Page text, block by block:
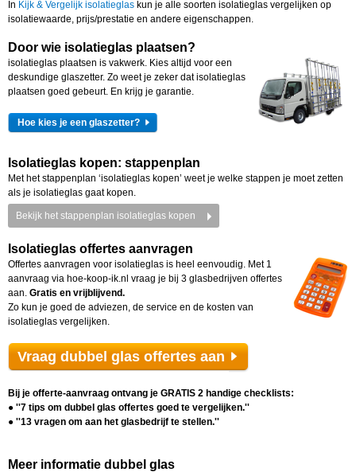
In Kijk & Vergelijk isolatieglas kun je alle soorten isolatieglas vergelijken op
isolatiewaarde, prijs/prestatie en andere eigenschappen.
Door wie isolatieglas plaatsen?
isolatieglas plaatsen is vakwerk. Kies altijd voor een
deskundige glaszetter. Zo weet je zeker dat isolatieglas
plaatsen goed gebeurt. En krijg je garantie.
Hoe kies je een glaszetter?
Isolatieglas kopen: stappenplan
Met het stappenplan ‘isolatieglas kopen’ weet je welke stappen je moet zetten
als je isolatieglas gaat kopen.
Bekijk het stappenplan isolatieglas kopen
Isolatieglas offertes aanvragen
Offertes aanvragen voor isolatieglas is heel eenvoudig. Met 1
aanvraag via hoe-koop-ik.nl vraag je bij 3 glasbedrijven offertes
aan. Gratis en vrijblijvend.
Zo kun je goed de adviezen, de service en de kosten van
isolatieglas vergelijken.
Vraag dubbel glas offertes aan
Bij je offerte-aanvraag ontvang je GRATIS 2 handige checklists:
● ''7 tips om dubbel glas offertes goed te vergelijken.''
● ''13 vragen om aan het glasbedrijf te stellen.''
Meer informatie dubbel glas